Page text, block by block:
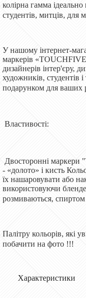
колірна гамма ідеально
студентів, митців, для
У нашому інтернет-
маркерів
дизайнерів інтер'єру,
художників, студентів
подарунком для ваших
Властивості:
Двосторонні маркери
- «долото» і кисть
їх нашаровувати або
використовуючи
розмиваються, спиртом
Палітру кольорів, які
побачити на фото !!!
Характеристики